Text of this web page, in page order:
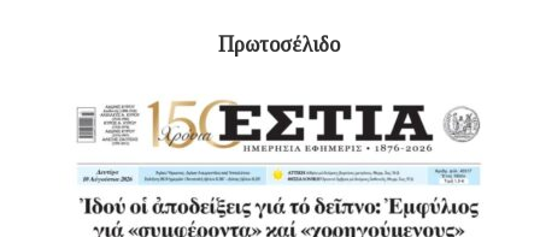
Πρωτοσέλιδο